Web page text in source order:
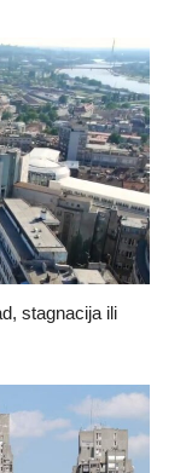
stagnacija ili